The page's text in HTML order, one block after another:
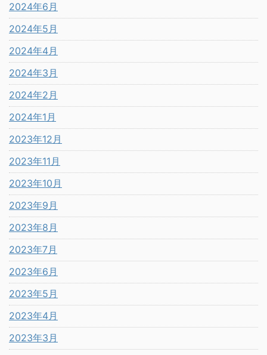
2024年6月
2024年5月
2024年4月
2024年3月
2024年2月
2024年1月
2023年12月
2023年11月
2023年10月
2023年9月
2023年8月
2023年7月
2023年6月
2023年5月
2023年4月
2023年3月